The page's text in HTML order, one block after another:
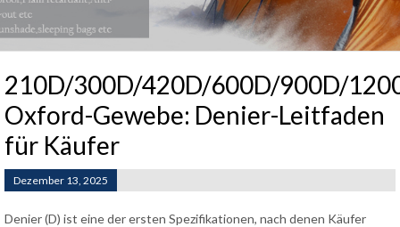
210D/300D/420D/600D/900D/
Oxford-Gewebe: Denier-Leitfaden
für Käufer
Dezember 13, 2025
Denier (D) ist eine der ersten Spezifikationen, nach denen Käufer